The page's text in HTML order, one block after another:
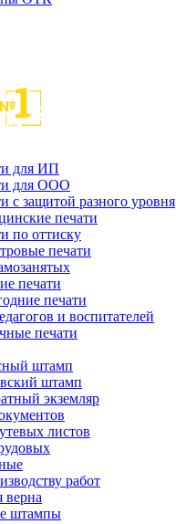
для ИП
для ООО
с защитой разного уровня
печати
по оттиску
печати
печати
печати
и воспитателей
печати
штамп
штамп
экземляр
листов
работ
верна
штампы